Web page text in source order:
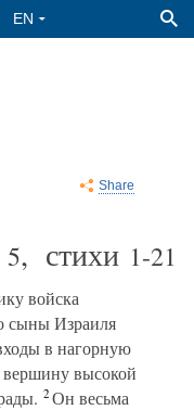
Share
5, стихи 1-21
войска
сыны Израиля
в нагорную
высокой
2Он весьма